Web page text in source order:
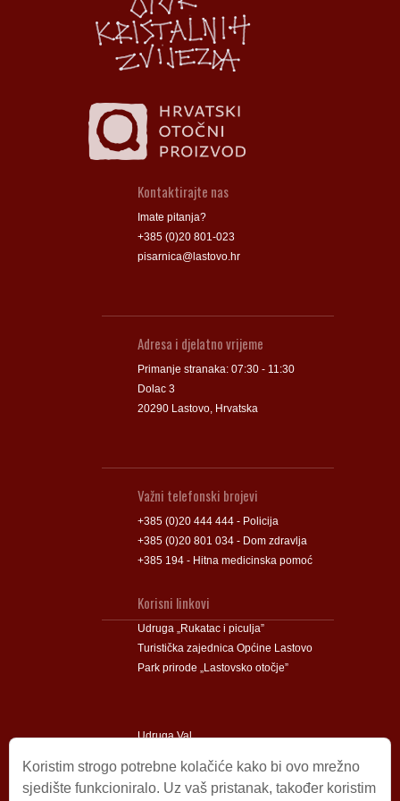
Groblje
Groblje
Kontaktirajte nas
Imate pitanja?
+385 (0)20 801-023
pisarnica@lastovo.hr
Adresa i djelatno vrijeme
Primanje stranaka: 07:30 - 11:30
Dolac 3
20290 Lastovo, Hrvatska
Važni telefonski brojevi
+385 (0)20 444 444 - Policija
+385 (0)20 801 034 - Dom zdravlja
+385 194 - Hitna medicinska pomoć
Korisni linkovi
Udruga „Rukatac i piculja”
Turistička zajednica Općine Lastovo
Park prirode „Lastovsko otočje”
Udruga Val
Koristim strogo potrebne kolačiće kako bi ovo mrežno
sjedište funkcioniralo. Uz vaš pristanak, također koristim